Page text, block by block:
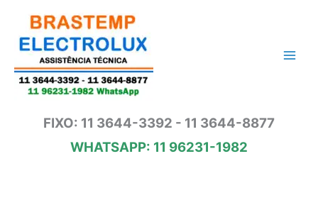
conteúdo
FIXO: 11 3644-3392 - 11 3644-8877
WHATSAPP: 11 96231-1982